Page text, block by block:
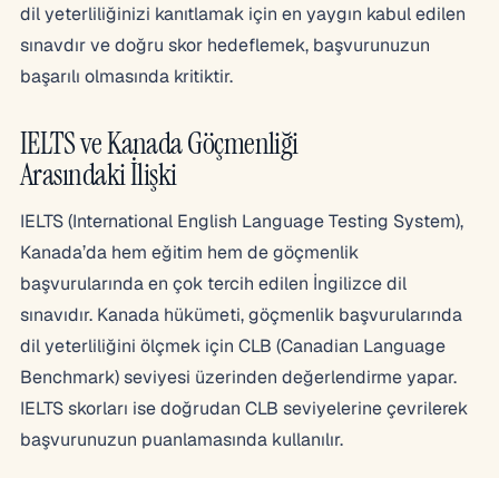
dil yeterliliğinizi kanıtlamak için en yaygın kabul edilen
sınavdır ve doğru skor hedeflemek, başvurunuzun
başarılı olmasında kritiktir.
IELTS ve Kanada Göçmenliği
Arasındaki İlişki
IELTS (International English Language Testing System),
Kanada’da hem eğitim hem de göçmenlik
başvurularında en çok tercih edilen İngilizce dil
sınavıdır. Kanada hükümeti, göçmenlik başvurularında
dil yeterliliğini ölçmek için CLB (Canadian Language
Benchmark) seviyesi üzerinden değerlendirme yapar.
IELTS skorları ise doğrudan CLB seviyelerine çevrilerek
başvurunuzun puanlamasında kullanılır.